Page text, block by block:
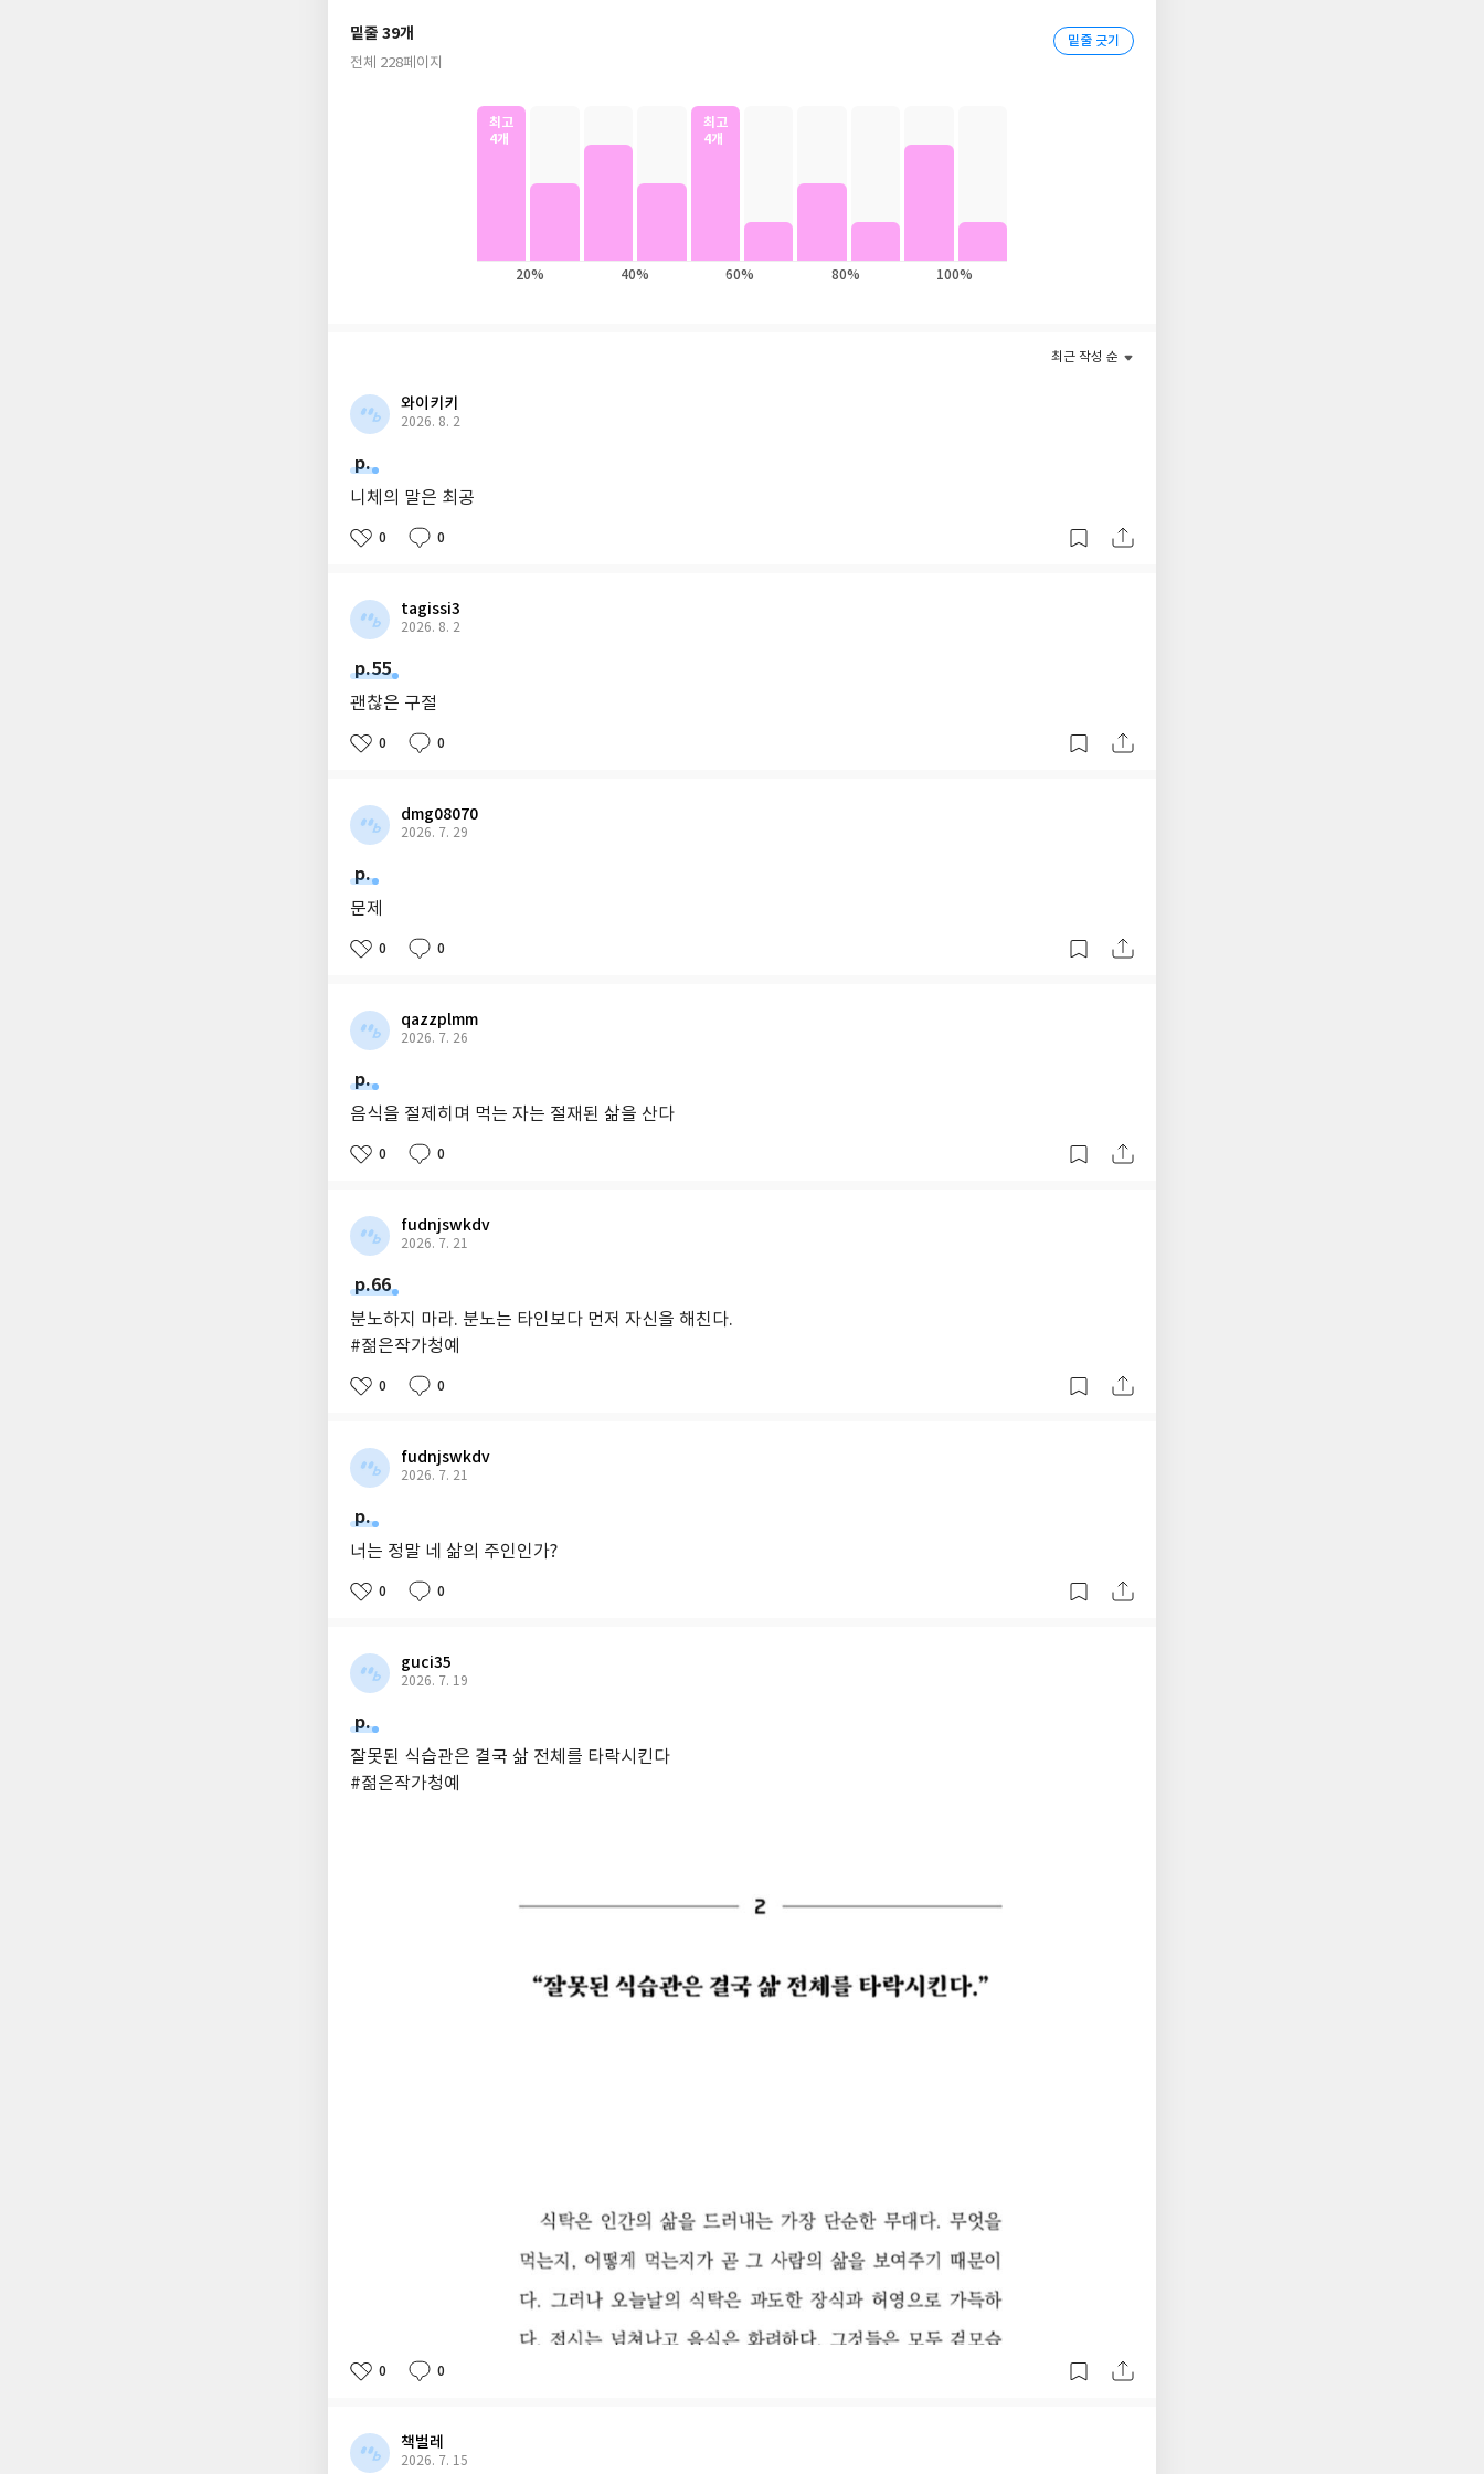
고통 앞에서 좌절하는 사람 또한 시대가 편리해짐에 따라 오히려 더 늘어나고 있다.
그런 현대인에게 니체는 묻는다. 당신은 당신 자신이 되었는가? 다양한 인간관계를 맺고 살아가지만 결국 끝까지 함
롭고 고독해져도 내가 내 안에서 충만하다면 흔들리지 않는다. 세상의 기준이 흔들리고 복잡할수록 세워야 하는 것은
나만의 기준이다. 이 책은 철학을 해석하지 않는다. 대신, 지금의 세상을 견디며 나답게 살아가기 위한 니체식 사고법
을 보여준다. 니체의 수많은 저서 중 현대인에게 도움이 될만한 이야기를 엄선하여 77편을 편역하였다. 남이 정한 정
밑줄 39개
전체 228페이지
밑줄 긋기
최고
4개
최고
4개
20% 40% 60% 80% 100%
최근 작성 순
와이키키
2026. 8. 2
p.
니체의 말은 최공
0 0
tagissi3
2026. 8. 2
p.55
괜찮은 구절
0 0
dmg08070
2026. 7. 29
p.
문제
0 0
qazzplmm
2026. 7. 26
p.
음식을 절제히며 먹는 자는 절재된 삶을 산다
0 0
fudnjswkdv
2026. 7. 21
p.66
분노하지 마라. 분노는 타인보다 먼저 자신을 해친다.
#젊은작가청예
0 0
fudnjswkdv
2026. 7. 21
p.
너는 정말 네 삶의 주인인가?
0 0
guci35
2026. 7. 19
p.
잘못된 식습관은 결국 삶 전체를 타락시킨다
#젊은작가청예
0 0
책벌레
2026. 7. 15